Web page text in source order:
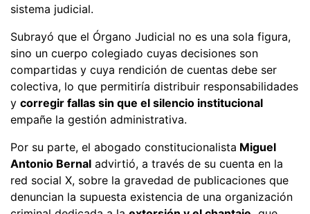
sistema judicial.
Subrayó que el Órgano Judicial no es una sola figura,
sino un cuerpo colegiado cuyas decisiones son
compartidas y cuya rendición de cuentas debe ser
colectiva, lo que permitiría distribuir responsabilidades
y corregir fallas sin que el silencio institucional
empañe la gestión administrativa.
Por su parte, el abogado constitucionalista Miguel
Antonio Bernal advirtió, a través de su cuenta en la
red social X, sobre la gravedad de publicaciones que
denuncian la supuesta existencia de una organización